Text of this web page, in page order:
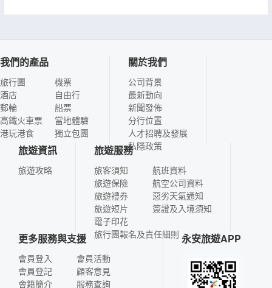
我們的產品
旅行團
酒店
郵輪
高鐵火車票
港玩港食
機票
自由行
船票
當地體驗
獨立包團
關於我們
公司背景
最新動向
新聞發佈
分行位置
人才招聘及發展
私隱政策
旅遊資訊
旅遊攻略
旅遊服務
旅客須知
旅遊保險
旅遊禮券
旅遊短片
電子印花
航班資料
航空公司資料
惡劣天氣通知
簽證及入境須知
旅行團報名及責任細則
更多服務與支援
會員登入
會員登記
會籍簡介
會員活動
顧客意見
服務查詢
永安旅遊APP